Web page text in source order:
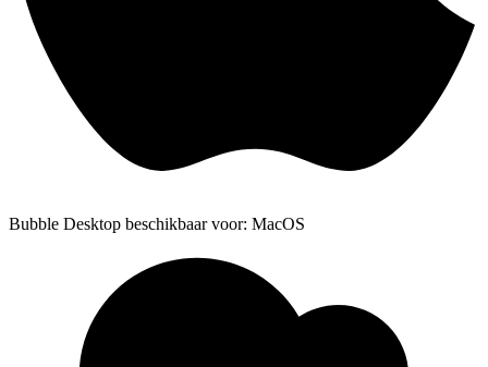
Bubble Desktop beschikbaar voor: MacOS